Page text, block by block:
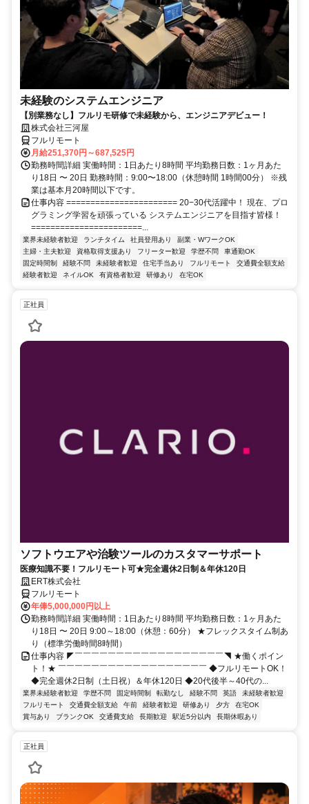
未経験のシステムエンジニア
【別業務なし】フルリモ研修で未経験から、エンジニアデビュー！
株式会社三河屋
フルリモート
月給251,370円～687,525円
勤務時間詳細 実働時間：1日あたり8時間 平均勤務日数：1ヶ月あた
り18日 〜 20日 勤務時間：9:00〜18:00（休憩時間 1時間00分） ※残
業は基本月20時間以下です。
仕事内容 ======================= 20−30代活躍中！ 現在、プロ
グラミング学習を頑張っている システムエンジニアを目指す皆様！
=======================...
業界未経験者歓迎 ランチタイム 社員登用あり
副業・WワークOK
主婦・主夫歓迎
資格取得支援あり フリーター歓迎 学歴不問
車通勤OK
固定時間制
経験不問 未経験者歓迎 住宅手当あり フルリモート
交通費全額支給
経験者歓迎
ネイルOK 有資格者歓迎 研修あり 在宅OK
正社員
ソフトウエアや治験ツールのカスタマーサポート
医療知識不要！フルリモート可★完全週休2日制＆年休120日
ERT株式会社
フルリモート
年俸5,000,000円以上
勤務時間詳細 実働時間：1日あたり8時間 平均勤務日数：1ヶ月あた
り18日 〜 20日 9:00～18:00（休憩：60分） ★フレックスタイム制あ
り（標準労働時間8時間）
仕事内容 ◤￣￣￣￣￣￣￣￣￣￣￣￣￣￣￣￣￣￣◥ ★働くポイン
ト！★ ￣￣￣￣￣￣￣￣￣￣￣￣￣￣￣￣￣￣ ◆フルリモートOK！
◆完全週休2日制（土日祝）＆年休120日 ◆20代後半～40代の...
業界未経験者歓迎 学歴不問 固定時間制 転勤なし 経験不問 英語
未経験者歓迎
フルリモート
交通費全額支給 午前 経験者歓迎 研修あり 夕方
在宅OK
賞与あり
ブランクOK 交通費支給 長期歓迎 駅近5分以内 長期休暇あり
正社員